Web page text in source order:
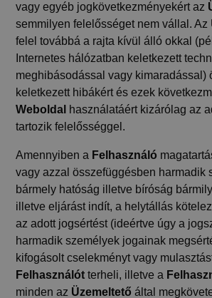
vagy egyéb jogkövetkezményekért az
semmilyen felelősséget nem vállal. Az
felel továbbá a rajta kívül álló okkal
Internetes hálózatban keletkezett
meghibásodással vagy kimaradással)
keletkezett hibákért és ezek
Weboldal használatáért kizárólag az
tartozik felelősséggel.
Amennyiben a Felhasználó
vagy azzal összefüggésben harmadik
bármely hatóság illetve bíróság
illetve eljárást indít, a helytállás
az adott jogsértést (ideértve úgy a
harmadik személyek jogainak
kifogásolt cselekményt vagy
Felhasználót terheli, illetve a
minden az Üzemeltető által